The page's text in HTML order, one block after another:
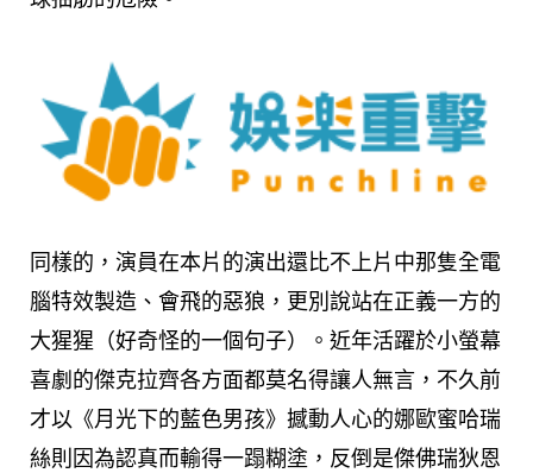
同樣的，演員在本片的演出還比不上片中那隻全電
腦特效製造、會飛的惡狼，更別說站在正義一方的
大猩猩（好奇怪的一個句子）。近年活躍於小螢幕
喜劇的傑克拉齊各方面都莫名得讓人無言，不久前
才以《月光下的藍色男孩》撼動人心的娜歐蜜哈瑞
絲則因為認真而輸得一蹋糊塗，反倒是傑佛瑞狄恩